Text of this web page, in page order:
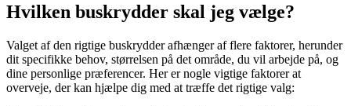
Hvilken buskrydder skal jeg vælge?
Valget af den rigtige buskrydder afhænger af flere faktorer, herunder
dit specifikke behov, størrelsen på det område, du vil arbejde på, og
dine personlige præferencer. Her er nogle vigtige faktorer at
overveje, der kan hjælpe dig med at træffe det rigtige valg: